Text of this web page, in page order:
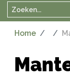
Zoeken
Home